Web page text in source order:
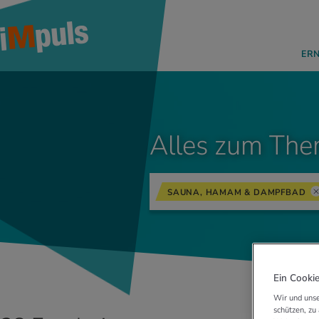
Alles zum
SAUNA, HAMAM & DAMPFBAD
Ein
Wir und
schützen,